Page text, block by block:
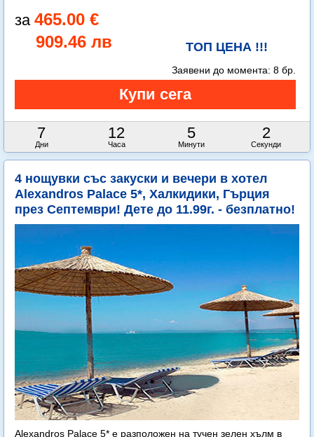
465.00 €
909.46 лв
ТОП ЦЕНА !!!
7
Дни
12
Часа
5
Минути
1
Секунда
Заявени до момента: 8 бр.
4 нощувки със закуски и вечери в хотел
Alexandros Palace 5*, Халкидики, Гърция
през Септември! Дете до 11.99г. - безплатно!
Alexandros Palace 5* e разположен на тучен зелен хълм в